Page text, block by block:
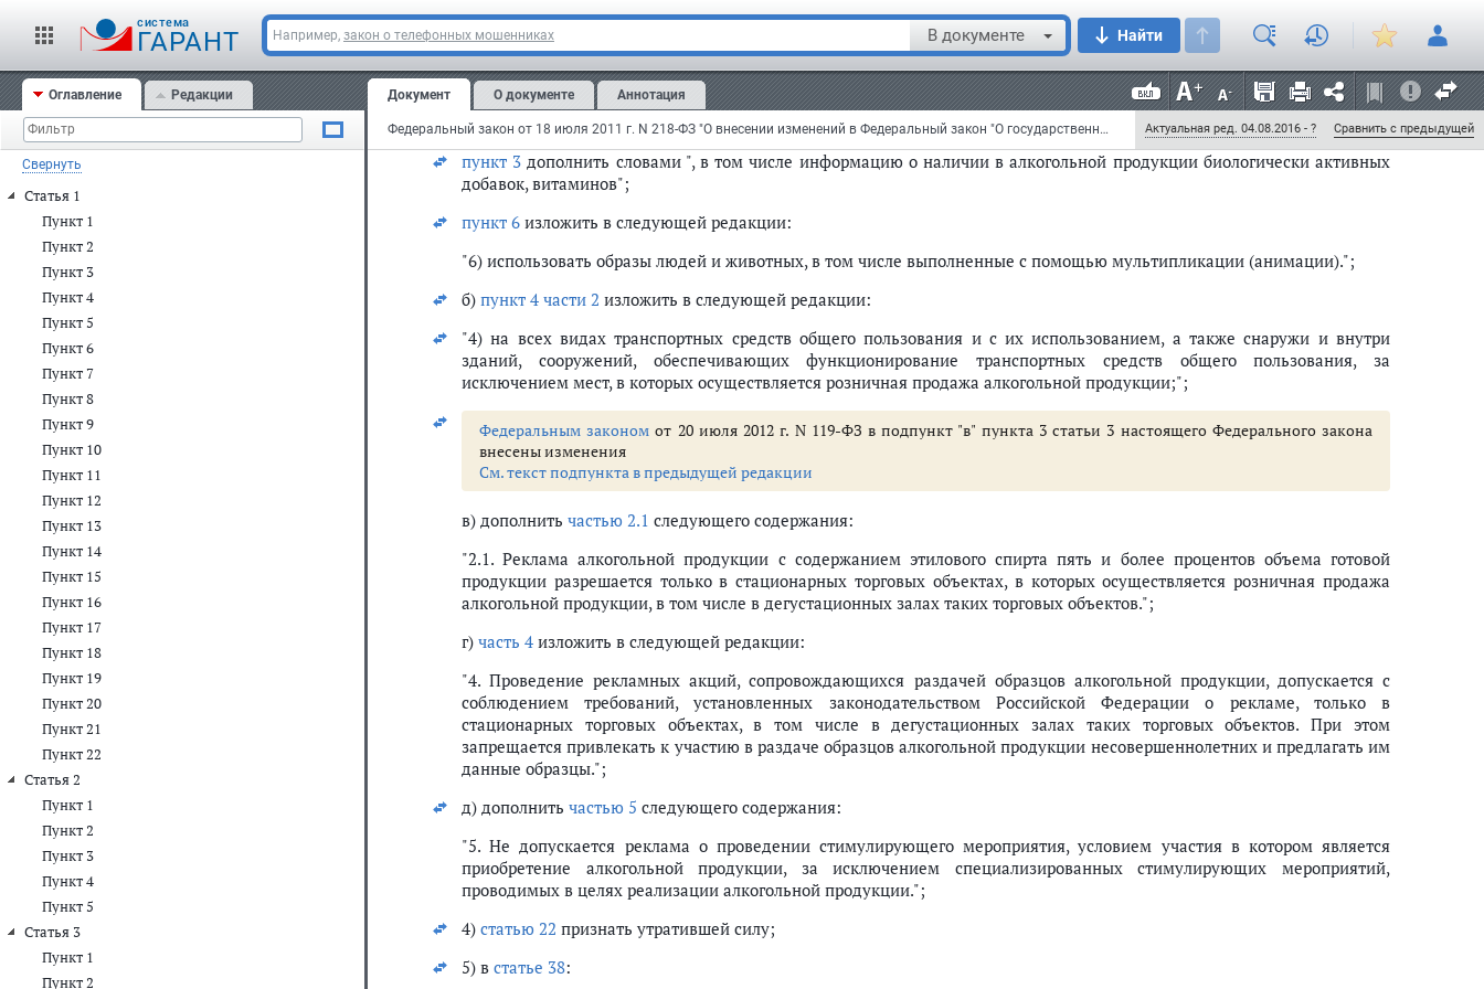
cистема
ГАРАНТ Например, закон о телефонных мошенниках В документе Найти
Оглавление Редакции
Свернуть
Статья 1
Пункт 1
Пункт 2
Пункт 3
Пункт 4
Пункт 5
Пункт 6
Пункт 7
Пункт 8
Пункт 9
Пункт 10
Пункт 11
Пункт 12
Пункт 13
Пункт 14
Пункт 15
Пункт 16
Пункт 17
Пункт 18
Пункт 19
Пункт 20
Пункт 21
Пункт 22
Статья 2
Пункт 1
Пункт 2
Пункт 3
Пункт 4
Пункт 5
Статья 3
Пункт 1
Пункт 2
Документ О документе Аннотация
Федеральный закон от 18 июля 2011 г. N 218-ФЗ "О внесении изменений в Федеральный закон "О государственном регулировании производства и оборота этилового спирта, алкогольной и спиртосодержащей продукции" и отдельные законодательные акты Российской Федерации и признании утратившим силу Федерального закона "Об ограничениях розничной продажи и потребления (распития) пива и напитков, изготавливаемых на его основе" (с изменениями и дополнениями) Актуальная ред. 04.08.2016 - ? Сравнить с предыдущей
2)пункт 2 части 15 статьи 14дополнить словами ", за исключением рекламы алкогольной продукции";
3) встатье 21:
а) вчасти 1
пункт 3 дополнить словами ", в том числе информацию о наличии в алкогольной продукции биологически активных
добавок, витаминов";
пункт 6 изложить в следующей редакции:
"6) использовать образы людей и животных, в том числе выполненные с помощью мультипликации (анимации).";
б) пункт 4 части 2 изложить в следующей редакции:
"4) на всех видах транспортных средств общего пользования и с их использованием, а также снаружи и внутри
зданий, сооружений, обеспечивающих функционирование транспортных средств общего пользования, за
исключением мест, в которых осуществляется розничная продажа алкогольной продукции;";
Федеральным законом от 20 июля 2012 г. N 119-ФЗ в подпункт "в" пункта 3 статьи 3 настоящего Федерального закона
внесены изменения
См. текст подпункта в предыдущей редакции
в) дополнить частью 2.1 следующего содержания:
"2.1. Реклама алкогольной продукции с содержанием этилового спирта пять и более процентов объема готовой
продукции разрешается только в стационарных торговых объектах, в которых осуществляется розничная продажа
алкогольной продукции, в том числе в дегустационных залах таких торговых объектов.";
г) часть 4 изложить в следующей редакции:
"4. Проведение рекламных акций, сопровождающихся раздачей образцов алкогольной продукции, допускается с
соблюдением требований, установленных законодательством Российской Федерации о рекламе, только в
стационарных торговых объектах, в том числе в дегустационных залах таких торговых объектов. При этом
запрещается привлекать к участию в раздаче образцов алкогольной продукции несовершеннолетних и предлагать им
данные образцы.";
д) дополнить частью 5 следующего содержания:
"5. Не допускается реклама о проведении стимулирующего мероприятия, условием участия в котором является
приобретение алкогольной продукции, за исключением специализированных стимулирующих мероприятий,
проводимых в целях реализации алкогольной продукции.";
4) статью 22 признать утратившей силу;
5) в статье 38: